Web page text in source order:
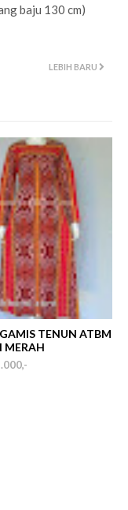
baju 130 cm)
LEBIH BARU
TENUN ATBM
MERAH